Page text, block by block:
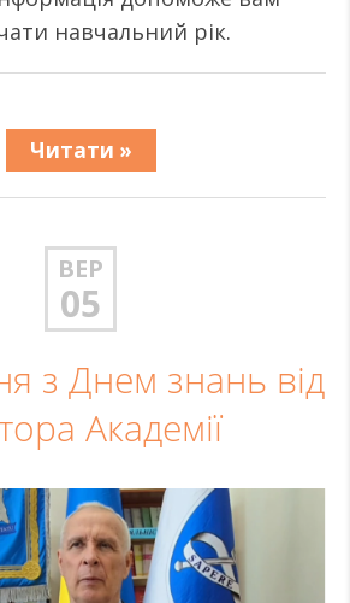
навчальний рік.
Читати »
ВЕР
05
з Днем знань від
Академії